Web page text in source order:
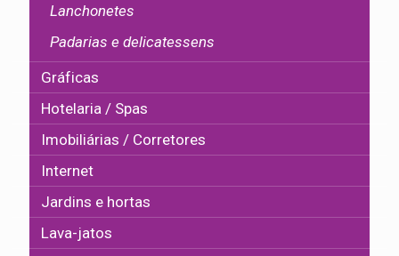
Lanchonetes
Padarias e delicatessens
Gráficas
Hotelaria / Spas
Imobiliárias / Corretores
Internet
Jardins e hortas
Lava-jatos